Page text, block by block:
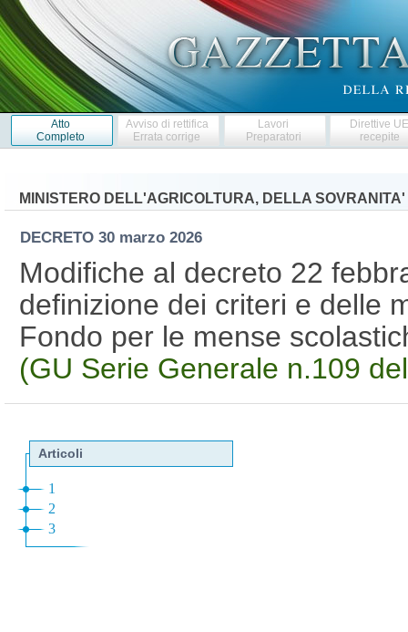
Atto
Completo
Avviso di rettifica
Errata corrige
Lavori
Preparatori
Direttive
recepite
MINISTERO DELL'AGRICOLTURA, DELLA
DECRETO 30 marzo 2026
Modifiche al decreto 22
definizione dei criteri e delle
Fondo per le mense
(GU Serie Generale n.109